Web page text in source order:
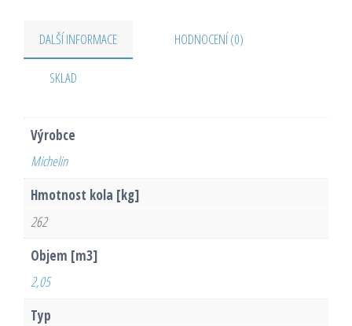
DALŠÍ INFORMACE HODNOCENÍ (0)
SKLAD
Výrobce
Michelin
Hmotnost kola [kg]
262
Objem [m3]
2,05
Typ